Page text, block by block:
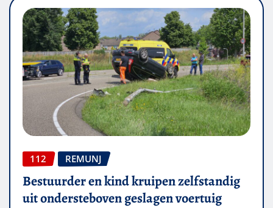
112 REMUNJ
Bestuurder en kind kruipen zelfstandig
uit ondersteboven geslagen voertuig